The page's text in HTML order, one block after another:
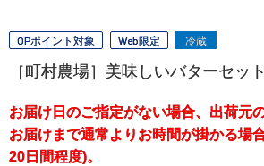
OPポイント対象 Web限定 冷蔵
［町村農場］美味しいバターセット
お届け日のご指定がない場合、出荷元
お届けまで通常よりお時間が掛かる場
20日間程度)。